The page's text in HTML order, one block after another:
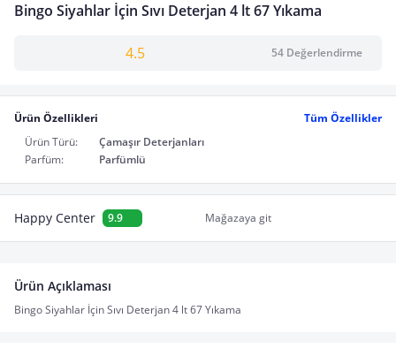
Bingo Siyahlar İçin Sıvı Deterjan 4 lt 67 Yıkama
4.5 54 Değerlendirme
Ürün Özellikleri
Tüm Özellikler
Ürün Türü:
Çamaşır Deterjanları
Parfüm:
Parfümlü
Happy Center 9.9 Mağazaya git
Ürün Açıklaması
Bingo Siyahlar İçin Sıvı Deterjan 4 lt 67 Yıkama